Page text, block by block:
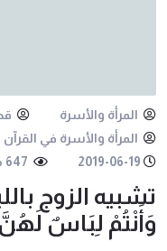
المرأة والأسرة
المرأة والأسرة في القرآن
2019-06-19
تشبيه الزوج
وَأَنْتُمْ لِبَاسٌ لَهُنَّ